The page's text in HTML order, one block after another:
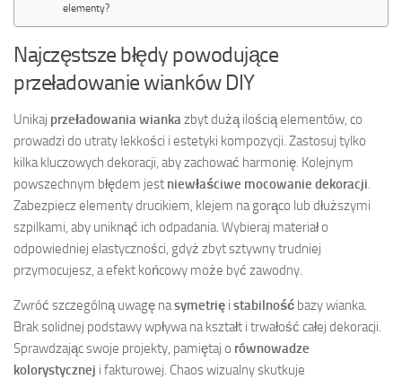
elementy?
Najczęstsze błędy powodujące
przeładowanie wianków DIY
Unikaj przeładowania wianka zbyt dużą ilością elementów, co
prowadzi do utraty lekkości i estetyki kompozycji. Zastosuj tylko
kilka kluczowych dekoracji, aby zachować harmonię. Kolejnym
powszechnym błędem jest niewłaściwe mocowanie dekoracji
Zabezpiecz elementy drucikiem, klejem na gorąco lub dłuższymi
szpilkami, aby uniknąć ich odpadania. Wybieraj materiał o
odpowiedniej elastyczności, gdyż zbyt sztywny trudniej
przymocujesz, a efekt końcowy może być zawodny.
Zwróć szczególną uwagę nasymetrię i stabilność bazy wianka.
Brak solidnej podstawy wpływa na kształt i trwałość całej dekoracji.
Sprawdzając swoje projekty, pamiętaj o równowadze
kolorystycznej i fakturowej. Chaos wizualny skutkuje